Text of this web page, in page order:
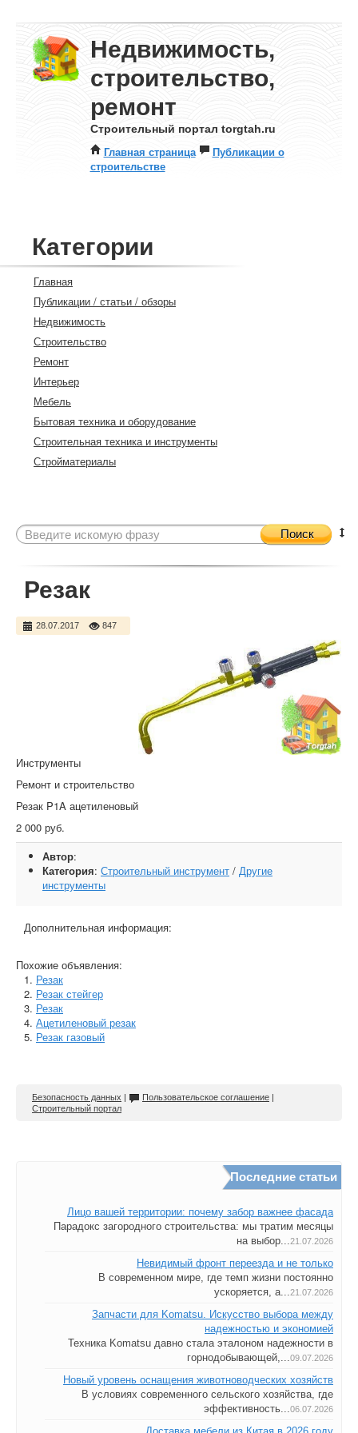
Недвижимость,
строительство,
ремонт
Строительный портал torgtah.ru
Главная страница
Публикации о
строительстве
Категории
Главная
Публикации / статьи / обзоры
Недвижимость
Строительство
Ремонт
Интерьер
Мебель
Бытовая техника и оборудование
Строительная техника и инструменты
Стройматериалы
Поиск
Резак
28.07.2017 847
Инструменты
Ремонт и строительство
Резак P1A ацетиленовый
2 000 руб.
Автор:
Категория: Строительный инструмент / Другие
инструменты
Дополнительная информация:
Похожие объявления:
Резак
Резак стейгер
Резак
Ацетиленовый резак
Резак газовый
Безопасность данных | Пользовательское соглашение |
Строительный портал
Последние статьи
Лицо вашей территории: почему забор важнее фасада
Парадокс загородного строительства: мы тратим месяцы
на выбор...21.07.2026
Невидимый фронт переезда и не только
В современном мире, где темп жизни постоянно
ускоряется, а...21.07.2026
Запчасти для Komatsu. Искусство выбора между
надежностью и экономией
Техника Komatsu давно стала эталоном надежности в
горнодобывающей,...09.07.2026
Новый уровень оснащения животноводческих хозяйств
В условиях современного сельского хозяйства, где
эффективность...06.07.2026